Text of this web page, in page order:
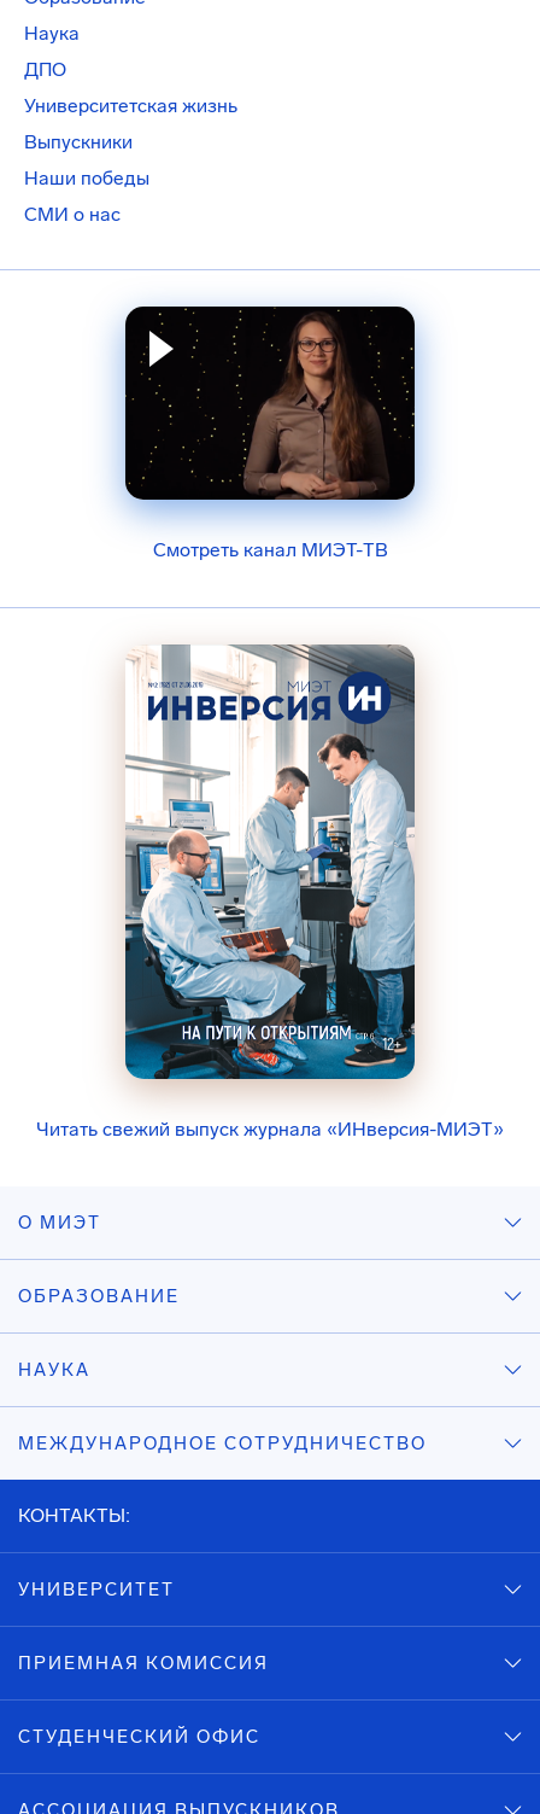
Наука
ДПО
Университетская жизнь
Выпускники
Наши победы
СМИ о нас
Смотреть канал МИЭТ-ТВ
Читать свежий выпуск журнала «ИНверсия-МИЭТ»
О МИЭТ
ОБРАЗОВАНИЕ
НАУКА
МЕЖДУНАРОДНОЕ СОТРУДНИЧЕСТВО
КОНТАКТЫ:
УНИВЕРСИТЕТ
ПРИЕМНАЯ КОМИССИЯ
СТУДЕНЧЕСКИЙ ОФИС